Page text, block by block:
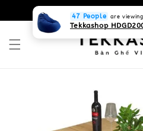
0931268840 Liên hệ
47 People are viewing